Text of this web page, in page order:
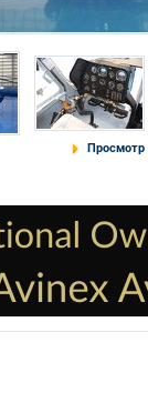
Просмотр